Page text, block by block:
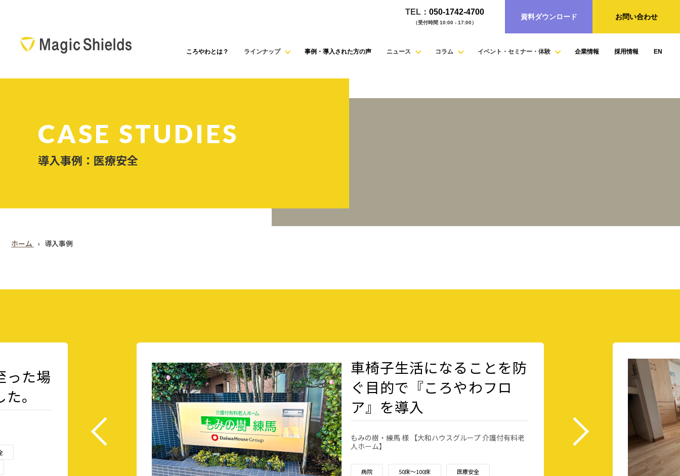
TEL： 050-1742-4700
（受付時間 10:00 - 17:00）
資料ダウンロード お問い合わせ
ころやわとは？ ラインナップ 事例・導入された方の声 ニュース コラム イベント・セミナー・体験 企業情報 採用情報 EN
CASE STUDIES
導入事例：医療安全
ホーム 導入事例
った場
。
車椅子生活になることを防
ぐ目的で『ころやわフロ
ア』を導入
もみの樹・練馬 様 【大和ハウスグループ 介護付有料老
人ホーム】
病院 50床〜100床
医療安全